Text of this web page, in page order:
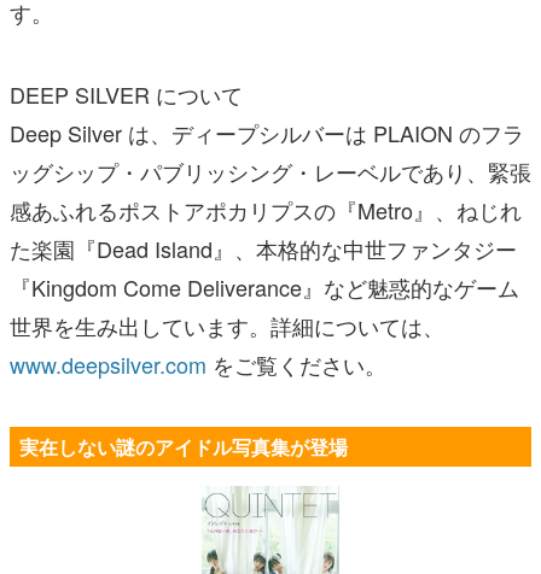
す。
DEEP SILVER について
Deep Silver は、ディープシルバーは PLAION のフラ
ッグシップ・パブリッシング・レーベルであり、緊張
感あふれるポストアポカリプスの『Metro』、ねじれ
た楽園『Dead Island』、本格的な中世ファンタジー
『Kingdom Come Deliverance』など魅惑的なゲーム
世界を生み出しています。詳細については、
www.deepsilver.com をご覧ください。
実在しない謎のアイドル写真集が登場